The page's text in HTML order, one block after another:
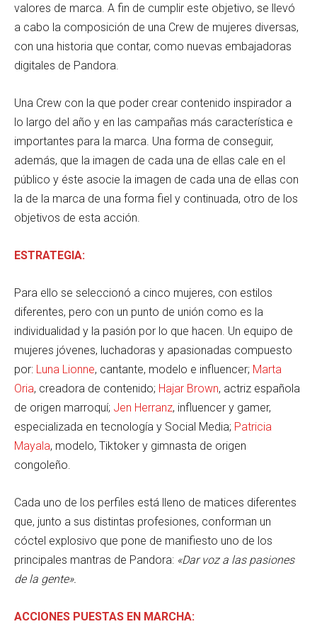
valores de marca. A fin de cumplir este objetivo, se llevó
a cabo la composición de una Crew de mujeres diversas,
con una historia que contar, como nuevas embajadoras
digitales de Pandora.
Una Crew con la que poder crear contenido inspirador a
lo largo del año y en las campañas más característica e
importantes para la marca. Una forma de conseguir,
además, que la imagen de cada una de ellas cale en el
público y éste asocie la imagen de cada una de ellas con
la de la marca de una forma fiel y continuada, otro de los
objetivos de esta acción.
ESTRATEGIA:
Para ello se seleccionó a cinco mujeres, con estilos
diferentes, pero con un punto de unión como es la
individualidad y la pasión por lo que hacen. Un equipo de
mujeres jóvenes, luchadoras y apasionadas compuesto
por: Luna Lionne, cantante, modelo e influencer; Marta
Oria, creadora de contenido; Hajar Brown, actriz española
de origen marroquí; Jen Herranz, influencer y gamer,
especializada en tecnología y Social Media; Patricia
Mayala, modelo, Tiktoker y gimnasta de origen
congoleño.
Cada uno de los perfiles está lleno de matices diferentes
que, junto a sus distintas profesiones, conforman un
cóctel explosivo que pone de manifiesto uno de los
principales mantras de Pandora: «Dar voz a las pasiones
de la gente».
ACCIONES PUESTAS EN MARCHA: